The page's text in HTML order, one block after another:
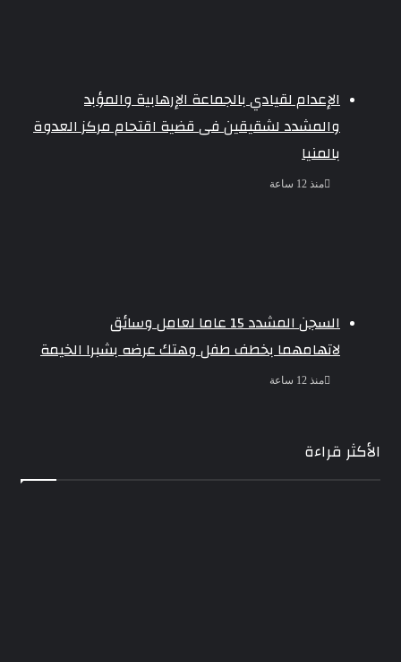
الإعدام لقيادي بالجماعة الإرهابية والمؤبد
والمشدد لشقيقين فى قضية اقتحام مركز العدوة
بالمنيا
منذ 12 ساعة
السجن المشدد 15 عاما لعامل وسائق
لاتهامهما بخطف طفل وهتك عرضه بشبرا الخيمة
منذ 12 ساعة
الأكثر قراءة